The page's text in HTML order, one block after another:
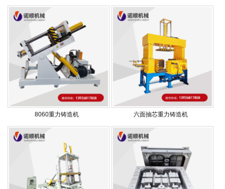
8060重力铸造机 六面抽芯重力铸造机